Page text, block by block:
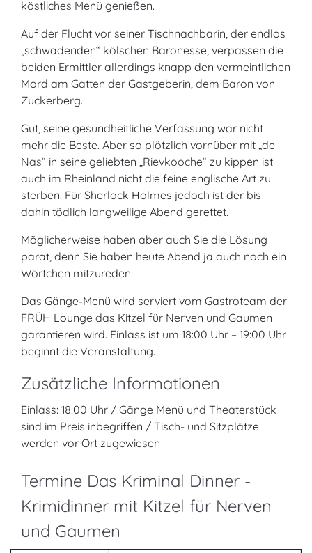
köstliches Menü genießen.
Auf der Flucht vor seiner Tischnachbarin, der endlos
„schwadenden“ kölschen Baronesse, verpassen die
beiden Ermittler allerdings knapp den vermeintlichen
Mord am Gatten der Gastgeberin, dem Baron von
Zuckerberg.
Gut, seine gesundheitliche Verfassung war nicht
mehr die Beste. Aber so plötzlich vornüber mit „de
Nas“ in seine geliebten „Rievkooche“ zu kippen ist
auch im Rheinland nicht die feine englische Art zu
sterben. Für Sherlock Holmes jedoch ist der bis
dahin tödlich langweilige Abend gerettet.
Möglicherweise haben aber auch Sie die Lösung
parat, denn Sie haben heute Abend ja auch noch ein
Wörtchen mitzureden.
Das Gänge-Menü wird serviert vom Gastroteam der
FRÜH Lounge das Kitzel für Nerven und Gaumen
garantieren wird. Einlass ist um 18:00 Uhr – 19:00 Uhr
beginnt die Veranstaltung.
Zusätzliche Informationen
Einlass: 18:00 Uhr / Gänge Menü und Theaterstück
sind im Preis inbegriffen / Tisch- und Sitzplätze
werden vor Ort zugewiesen
Termine Das Kriminal Dinner -
Krimidinner mit Kitzel für Nerven
und Gaumen